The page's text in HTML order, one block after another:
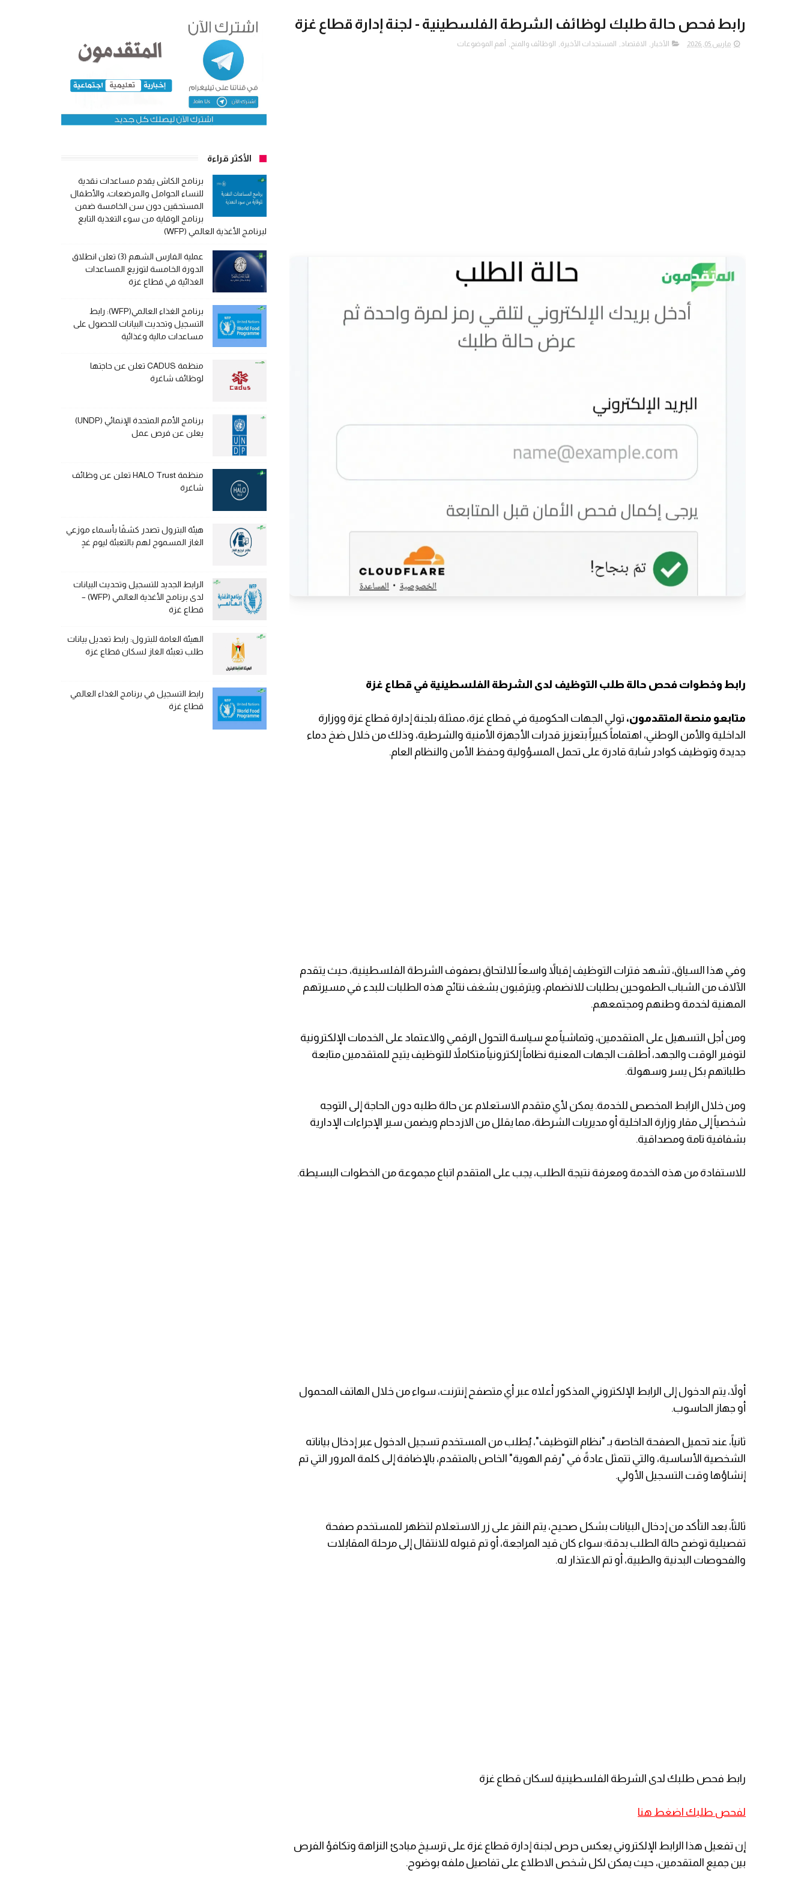
رابط فحص حالة طلبك لوظائف الشرطة الفلسطينية - لجنة إدارة قطاع غزة
مارس 05, 2026 الأخبار , الاقتصاد, المستجدات الأخيرة, الوظائف والمنح , أهم الموضوعات
رابط وخطوات فحص حالة طلب التوظيف لدى الشرطة الفلسطينية في قطاع غزة
متابعو منصة المتقدمون، ​تولي الجهات الحكومية في قطاع غزة، ممثلة بلجنة إدارة قطاع غزة ووزارة
الداخلية والأمن الوطني، اهتماماً كبيراً بتعزيز قدرات الأجهزة الأمنية والشرطية، وذلك من خلال ضخ دماء
جديدة وتوظيف كوادر شابة قادرة على تحمل المسؤولية وحفظ الأمن والنظام العام.
وفي هذا السياق، تشهد فترات التوظيف إقبالاً واسعاً للالتحاق بصفوف الشرطة الفلسطينية، حيث يتقدم
الآلاف من الشباب الطموحين بطلبات للانضمام، ويترقبون بشغف نتائج هذه الطلبات للبدء في مسيرتهم
المهنية لخدمة وطنهم ومجتمعهم.
​ومن أجل التسهيل على المتقدمين، وتماشياً مع سياسة التحول الرقمي والاعتماد على الخدمات الإلكترونية
لتوفير الوقت والجهد، أطلقت الجهات المعنية نظاماً إلكترونياً متكاملاً للتوظيف يتيح للمتقدمين متابعة
طلباتهم بكل يسر وسهولة.
ومن خلال الرابط المخصص للخدمة. يمكن لأي متقدم الاستعلام عن حالة طلبه دون الحاجة إلى التوجه
شخصياً إلى مقار وزارة الداخلية أو مديريات الشرطة، مما يقلل من الازدحام ويضمن سير الإجراءات الإدارية
بشفافية تامة ومصداقية.
​للاستفادة من هذه الخدمة ومعرفة نتيجة الطلب، يجب على المتقدم اتباع مجموعة من الخطوات البسيطة.
أولاً، يتم الدخول إلى الرابط الإلكتروني المذكور أعلاه عبر أي متصفح إنترنت، سواء من خلال الهاتف المحمول
أو جهاز الحاسوب.
ثانياً، عند تحميل الصفحة الخاصة بـ "نظام التوظيف"، يُطلب من المستخدم تسجيل الدخول عبر إدخال بياناته
الشخصية الأساسية، والتي تتمثل عادةً في "رقم الهوية" الخاص بالمتقدم، بالإضافة إلى كلمة المرور التي تم
إنشاؤها وقت التسجيل الأولي.
ثالثاً، بعد التأكد من إدخال البيانات بشكل صحيح، يتم النقر على زر الاستعلام لتظهر للمستخدم صفحة
تفصيلية توضح حالة الطلب بدقة؛ سواء كان قيد المراجعة، أو تم قبوله للانتقال إلى مرحلة المقابلات
والفحوصات البدنية والطبية، أو تم الاعتذار له.
رابط فحص طلبك لدى الشرطة الفلسطينية لسكان قطاع غزة
لفحص طلبك اضغط هنا
​إن تفعيل هذا الرابط الإلكتروني يعكس حرص لجنة إدارة قطاع غزة على ترسيخ مبادئ النزاهة وتكافؤ الفرص
بين جميع المتقدمين، حيث يمكن لكل شخص الاطلاع على تفاصيل ملفه بوضوح.
الأكثر قراءة
برنامج الكاش يقدم مساعدات نقدية
للنساء الحوامل والمرضعات، والأطفال
المستحقين دون سن الخامسة ضمن
برنامج الوقاية من سوء التغذية التابع
لبرنامج الأغذية العالمي (WFP)
عملية الفارس الشهم (3) تعلن انطلاق
الدورة الخامسة لتوزيع المساعدات
الغذائية في قطاع غزة
برنامج الغذاء العالمي(WFP): رابط
التسجيل وتحديث البيانات للحصول على
مساعدات مالية وغذائية
منظمة CADUS تعلن عن حاجتها
لوظائف شاغرة
برنامج الأمم المتحدة الإنمائي (UNDP)
يعلن عن فرص عمل
منظمة HALO Trust تعلن عن وظائف
شاغرة
هيئة البترول تصدر كشفًا بأسماء موزعي
الغاز المسموح لهم بالتعبئة ليوم غدٍ
الرابط الجديد للتسجيل وتحديث البيانات
لدى برنامج الأغذية العالمي (WFP) –
قطاع غزة
الهيئة العامة للبترول: رابط تعديل بيانات
طلب تعبئة الغاز لسكان قطاع غزة
رابط التسجيل في برنامج الغذاء العالمي
قطاع غزة